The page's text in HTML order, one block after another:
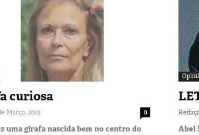
curiosa
Março, 2019 0
uma girafa nascida bem no centro do
Abel